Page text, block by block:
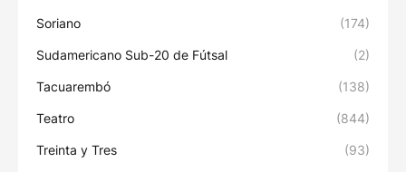
Soriano (174)
Sudamericano Sub-20 de Fútsal (2)
Tacuarembó (138)
Teatro (844)
Treinta y Tres (93)